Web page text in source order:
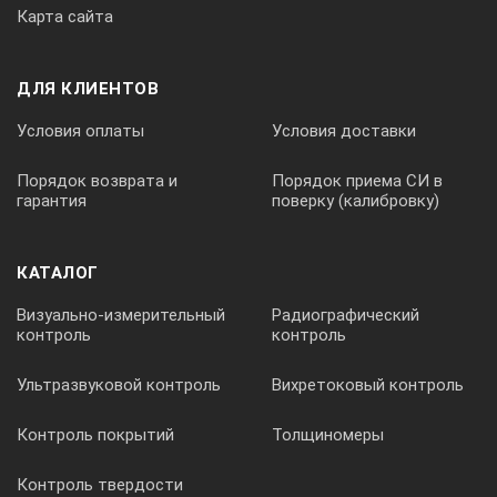
[мм]
d
Масса
500-772
Карта сайта
ДЛЯ КЛИЕНТОВ
Условия оплаты Условия доставки
Порядок возврата и
гарантия
Порядок приема СИ в
поверку (калибровку)
КАТАЛОГ
Визуально-измерительный
контроль
Радиографический
контроль
Ультразвуковой контроль Вихретоковый контроль
Контроль покрытий Толщиномеры
Контроль твердости